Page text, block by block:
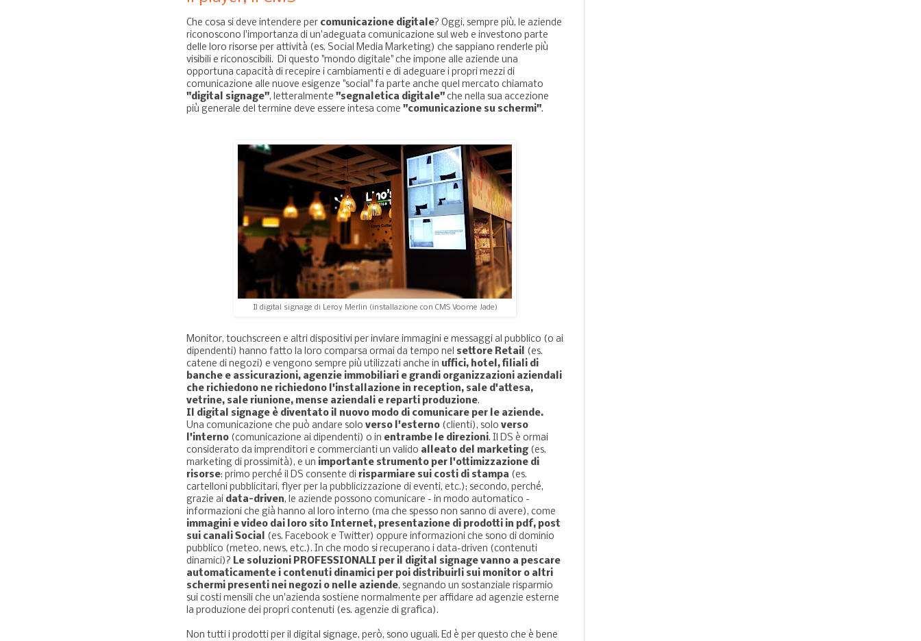
Che cosa si deve intendere per comunicazione digitale? Oggi, sempre più, le aziende
riconoscono l'importanza di un'adeguata comunicazione sul web e investono parte
delle loro risorse per attività (es. Social Media Marketing) che sappiano renderle più
visibili e riconoscibili. Di questo "mondo digitale" che impone alle aziende una
opportuna capacità di recepire i cambiamenti e di adeguare i propri mezzi di
comunicazione alle nuove esigenze "social" fa parte anche quel mercato chiamato
"digital signage", letteralmente "segnaletica digitale" che nella sua accezione
più generale del termine deve essere intesa come "comunicazione su schermi".
Il digital signage di Leroy Merlin (installazione con CMS Voome Jade)
Monitor, touchscreen e altri dispositivi per inviare immagini e messaggi al pubblico (o ai
dipendenti) hanno fatto la loro comparsa ormai da tempo nel settore Retail (es.
catene di negozi) e vengono sempre più utilizzati anche in uffici, hotel, filiali di
banche e assicurazioni, agenzie immobiliari e grandi organizzazioni aziendali
che richiedono ne richiedono l'installazione in reception, sale d'attesa,
vetrine, sale riunione, mense aziendali e reparti produzione.
Il digital signage è diventato il nuovo modo di comunicare per le aziende.
Una comunicazione che può andare solo verso l'esterno (clienti), solo verso
l'interno (comunicazione ai dipendenti) o in entrambe le direzioni. Il DS è ormai
considerato da imprenditori e commercianti un valido alleato del marketing (es.
marketing di prossimità), e un importante strumento per l'ottimizzazione di
risorse: primo perché il DS consente di risparmiare sui costi di stampa (es.
cartelloni pubblicitari, flyer per la pubblicizzazione di eventi, etc.); secondo, perché,
grazie ai data-driven, le aziende possono comunicare - in modo automatico -
informazioni che già hanno al loro interno (ma che spesso non sanno di avere), come
immagini e video dai loro sito Internet, presentazione di prodotti in pdf, post
sui canali Social
(es. Facebook e Twitter) oppure informazioni che sono di dominio
pubblico (meteo, news, etc.). In che modo si recuperano i data-driven (contenuti
dinamici)? Le soluzioni PROFESSIONALI per il digital signage vanno a pescare
automaticamente i contenuti dinamici per poi distribuirli sui monitor o altri
schermi presenti nei negozi o nelle aziende, segnando un sostanziale risparmio
sui costi mensili che un'azienda sostiene normalmente per affidare ad agenzie esterne
la produzione dei propri contenuti (es. agenzie di grafica).
Non tutti i prodotti per il digital signage, però, sono uguali. Ed è per questo che è bene